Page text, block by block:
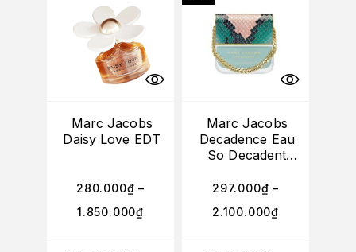
Marc Jacobs
Daisy Love EDT
280.000₫ –
1.850.000₫
Marc Jacobs
Decadence Eau
So Decadent
297.000₫ –
2.100.000₫